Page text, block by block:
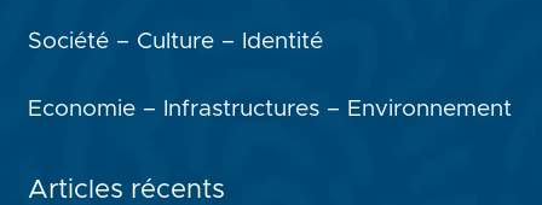
Société – Culture – Identité
Economie – Infrastructures – Environnement
Articles récents